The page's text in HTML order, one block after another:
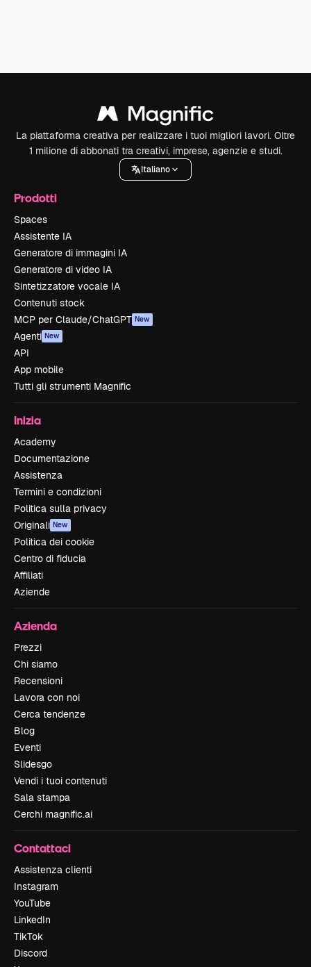
La piattaforma creativa per realizzare i tuoi migliori lavori. Oltre
1 milione di abbonati tra creativi, imprese, agenzie e studi.
Italiano
Prodotti
Spaces
Assistente IA
Generatore di immagini IA
Generatore di video IA
Sintetizzatore vocale IA
Contenuti stock
MCP per Claude/ChatGPT New
Agenti New
API
App mobile
Tutti gli strumenti Magnific
Inizia
Academy
Documentazione
Assistenza
Termini e condizioni
Politica sulla privacy
Originali New
Politica dei cookie
Centro di fiducia
Affiliati
Aziende
Azienda
Prezzi
Chi siamo
Recensioni
Lavora con noi
Cerca tendenze
Blog
Eventi
Slidesgo
Vendi i tuoi contenuti
Sala stampa
Cerchi magnific.ai
Contattaci
Assistenza clienti
Instagram
YouTube
LinkedIn
TikTok
Discord